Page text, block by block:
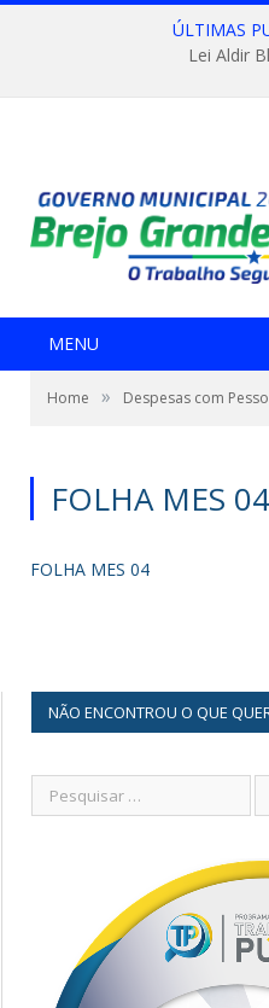
ÚLTIMAS
Lei Aldir
MENU
Home » Despesas com
FOLHA MES 04
FOLHA MES 04
NÃO ENCONTROU O QUE